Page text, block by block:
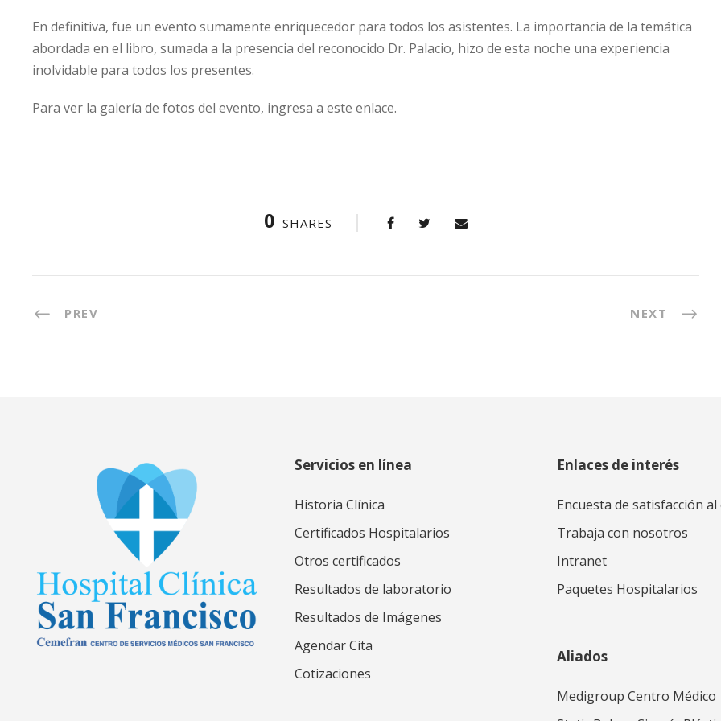
En definitiva, fue un evento sumamente enriquecedor para todos los asistentes. La importancia de la temática
abordada en el libro, sumada a la presencia del reconocido Dr. Palacio, hizo de esta noche una experiencia
inolvidable para todos los presentes.
Para ver la galería de fotos del evento, ingresa a este enlace.
0 SHARES
PREV NEXT
Servicios en línea
Historia Clínica
Certificados Hospitalarios
Otros certificados
Resultados de laboratorio
Resultados de Imágenes
Agendar Cita
Cotizaciones
Enlaces de interés
Encuesta de satisfacción al
Trabaja con nosotros
Intranet
Paquetes Hospitalarios
Aliados
Medigroup Centro Médico